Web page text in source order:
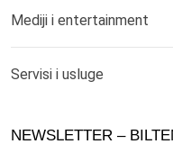
Mediji i entertainment
Servisi i usluge
NEWSLETTER –